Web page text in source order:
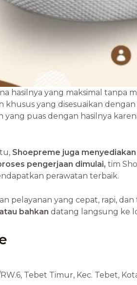
hasilnya yang maksimal tanpa
yang disesuaikan
yang puas dengan hasilnya
Shoepreme juga
pengerjaan dimulai, tim
perawatan terbaik.
pelayanan yang cepat, rapi, dan
atau bahkan datang langsung ke
Tebet Timur, Kec. Tebet,